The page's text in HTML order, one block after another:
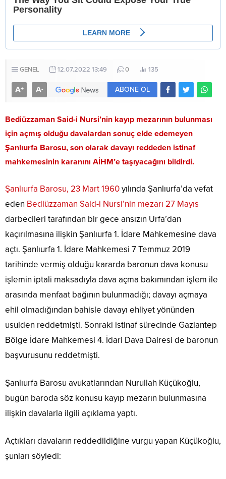
GENEL 12.07.2022 13:49 0 135
A+ A- ABONE OL
Bediüzzaman Said-i Nursi’nin kayıp mezarının bulunması
için açmış olduğu davalardan sonuç elde edemeyen
Şanlıurfa Barosu, son olarak davayı reddeden istinaf
mahkemesinin karanını AİHM’e taşıyacağını bildirdi.
Şanlıurfa Barosu, 23 Mart 1960yılında Şanlıurfa’da vefat
eden Bediüzzaman Said-i Nursi’nin mezarı 27 Mayıs
darbecileri tarafından bir gece ansızın Urfa’dan
kaçırılmasına ilişkin Şanlıurfa 1. İdare Mahkemesine dava
açtı. Şanlıurfa 1. İdare Mahkemesi 7 Temmuz 2019
tarihinde vermiş olduğu kararda baronun dava konusu
işlemin iptali maksadıyla dava açma bakımından işlem ile
arasında menfaat bağının bulunmadığı; davayı açmaya
ehil olmadığından bahisle davayı ehliyet yönünden
usulden reddetmişti. Sonraki istinaf sürecinde Gaziantep
Bölge İdare Mahkemesi 4. İdari Dava Dairesi de baronun
başvurusunu reddetmişti.
Şanlıurfa Barosu avukatlarından Nurullah Küçükoğlu,
bugün baroda söz konusu kayıp mezarın bulunmasına
ilişkin davalarla ilgili açıklama yaptı.
Açtıkları davaların reddedildiğine vurgu yapan Küçükoğlu,
şunları söyledi: